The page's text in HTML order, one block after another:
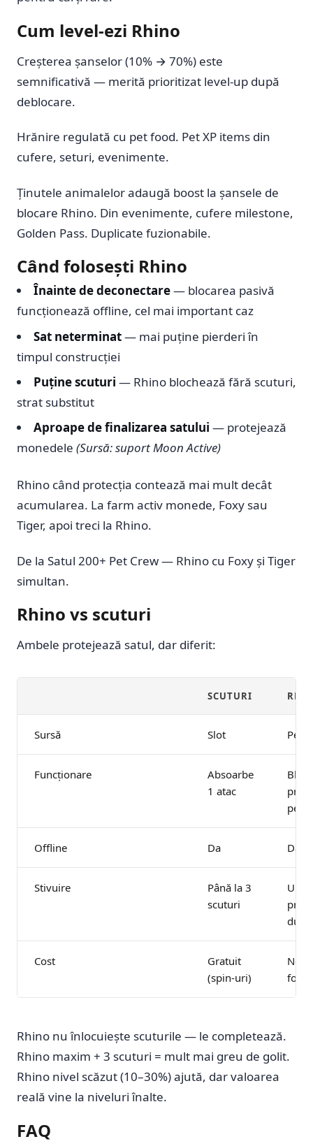
Cum level-ezi Rhino
Creșterea șanselor (10% → 70%) este
semnificativă — merită prioritizat level-up după
deblocare.
Hrănire regulată cu pet food. Pet XP items din
cufere, seturi, evenimente.
Ținutele animalelor adaugă boost la șansele de
blocare Rhino. Din evenimente, cufere milestone,
Golden Pass. Duplicate fuzionabile.
Când folosești Rhino
Înainte de deconectare— blocarea pasivă
funcționează offline, cel mai important caz
Sat neterminat— mai puține pierderi în
timpul construcției
Puține scuturi — Rhino blochează fără scuturi,
strat substitut
Aproape de finalizarea satului — protejează
monedele (Sursă: suport Moon Active)
Rhino când protecția contează mai mult decât
acumularea. La farm activ monede, Foxy sau
Tiger, apoi treci la Rhino.
De la Satul 200+ Pet Crew — Rhino cu Foxy și Tiger
simultan.
Rhino vs scuturi
Ambele protejează satul, dar diferit:
SCUTURI
Sursă Slot Pet
Funcționare
Absoarbe
1 atac
per
Offline Da Da
Stivuire
Până la 3
scuturi
Un
Cost
Gratuit
(spin-uri)
food
Rhino nu înlocuiește scuturile — le completează.
Rhino maxim + 3 scuturi = mult mai greu de golit.
Rhino nivel scăzut (10–30%) ajută, dar valoarea
reală vine la niveluri înalte.
FAQ